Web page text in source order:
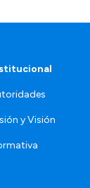
y Visión